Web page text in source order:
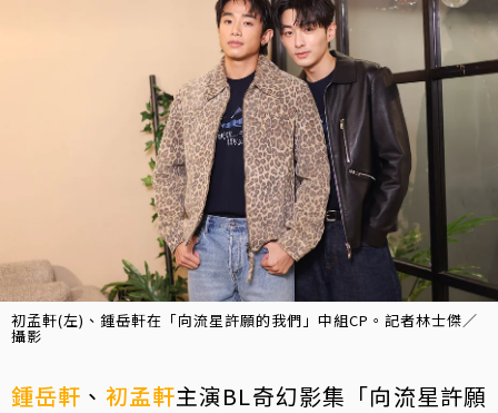
初孟軒(左)、鍾岳軒在「向流星許願的我們」中組CP。記者林士傑／
攝影
鍾岳軒 、 初孟軒主演BL奇幻影集「向流星許願